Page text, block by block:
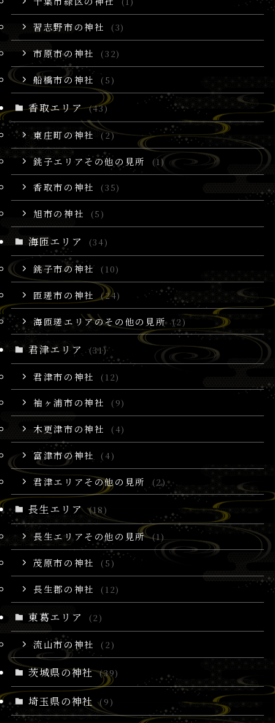
習志野市の神社 (3)
市原市の神社 (32)
船橋市の神社 (5)
香取エリア (43)
東庄町の神社 (2)
銚子エリアその他の見所 (1)
香取市の神社 (35)
旭市の神社 (5)
海匝エリア (34)
銚子市の神社 (10)
匝瑳市の神社 (24)
海匝瑳エリアのその他の見所 (2)
君津エリア (31)
君津市の神社 (12)
袖ヶ浦市の神社 (9)
木更津市の神社 (4)
富津市の神社 (4)
君津エリアその他の見所 (2)
長生エリア (18)
長生エリアその他の見所 (1)
茂原市の神社 (5)
長生郡の神社 (12)
東葛エリア (2)
流山市の神社 (2)
茨城県の神社 (39)
埼玉県の神社 (9)